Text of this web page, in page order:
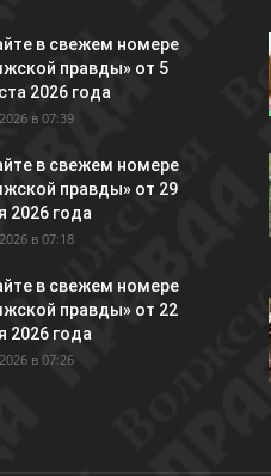
в свежем номере
правды» от 5
2026 года
в 07:39
в свежем номере
правды» от 29
2026 года
в 07:18
в свежем номере
правды» от 22
2026 года
в 07:26